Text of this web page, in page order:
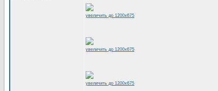
увеличить до 1200x675
увеличить до 1200x675
увеличить до 1200x675